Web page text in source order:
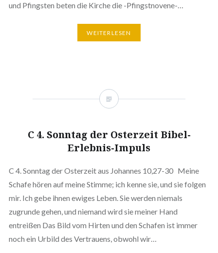
und Pfingsten beten die Kirche die -Pfingstnovene-…
WEITERLESEN
C 4. Sonntag der Osterzeit Bibel-
Erlebnis-Impuls
C 4. Sonntag der Osterzeit aus Johannes 10,27-30 Meine
Schafe hören auf meine Stimme; ich kenne sie, und sie folgen
mir. Ich gebe ihnen ewiges Leben. Sie werden niemals
zugrunde gehen, und niemand wird sie meiner Hand
entreißen Das Bild vom Hirten und den Schafen ist immer
noch ein Urbild des Vertrauens, obwohl wir…